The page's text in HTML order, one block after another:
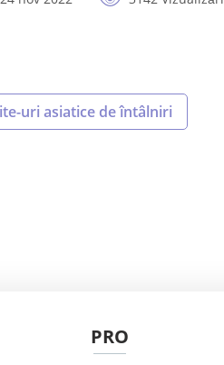
uri asiatice de întâlniri
PRO